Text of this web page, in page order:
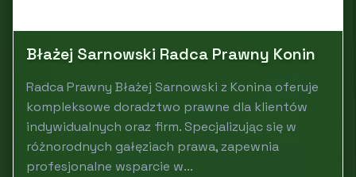
Błażej Sarnowski Radca Prawny Konin
Radca Prawny Błażej Sarnowski z Konina oferuje
kompleksowe doradztwo prawne dla klientów
indywidualnych oraz firm. Specjalizując się w
różnorodnych gałęziach prawa, zapewnia
profesjonalne wsparcie w...